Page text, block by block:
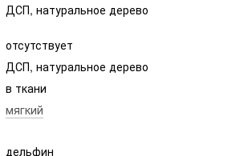
ДСП, натуральное дерево
отсутствует
ДСП, натуральное дерево
в ткани
мягкий
дельфин